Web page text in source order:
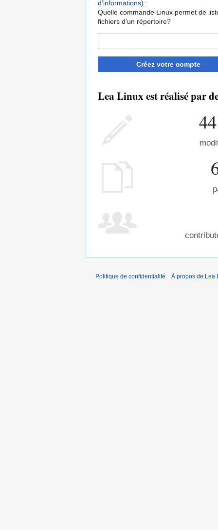
d’informations) :
Quelle commande Linux permet de
fichiers d'un répertoire?
Créez votre compte
Lea Linux est réalisé par
Politique de confidentialité À propos de Lea